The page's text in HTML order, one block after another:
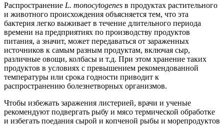
Распространение L. monocytogenes в продуктах растительного
и животного происхождения объясняется тем, что эта
бактерия легко выживает в течение длительного периода
времени на предприятиях по производству продуктов
питания, а значит, может передаваться от зараженных
источников к самым разным продуктам, включая сыр,
различные овощи, колбасы и т.д. При этом хранение таких
продуктов в условиях с превышением рекомендованной
температуры или срока годности приводит к
распространению болезнетворных организмов.
Чтобы избежать заражения листерией, врачи и ученые
рекомендуют подвергать рыбу и мясо термической обработке
и избегать поедания сырой и копченой рыбы и морепродуктов